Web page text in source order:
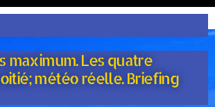
maximum. Les quatre
météo réelle. Briefing